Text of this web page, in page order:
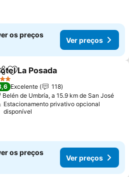
os preços
Ver preços
Adicionar aos favoritos
La Posada
Excelente
118
Belén de Umbría, a 15.9 km de San José
Estacionamento privativo opcional
disponível
os preços
Ver preços